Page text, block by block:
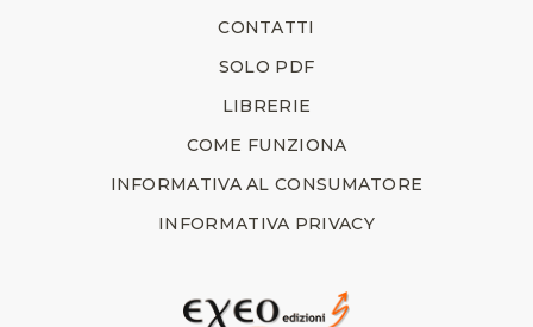
CONTATTI
SOLO PDF
LIBRERIE
COME FUNZIONA
INFORMATIVA AL CONSUMATORE
INFORMATIVA PRIVACY